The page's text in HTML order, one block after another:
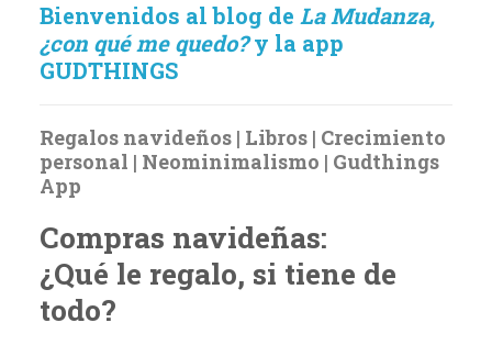
Bienvenidos al blog de La Mudanza,
¿con qué me quedo?y la app
GUDTHINGS
Regalos navideños | Libros | Crecimiento
personal | Neominimalismo | Gudthings
App
Compras navideñas:
¿Qué le regalo, si tiene de
todo?